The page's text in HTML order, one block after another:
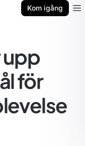
Kom igång
upp
för